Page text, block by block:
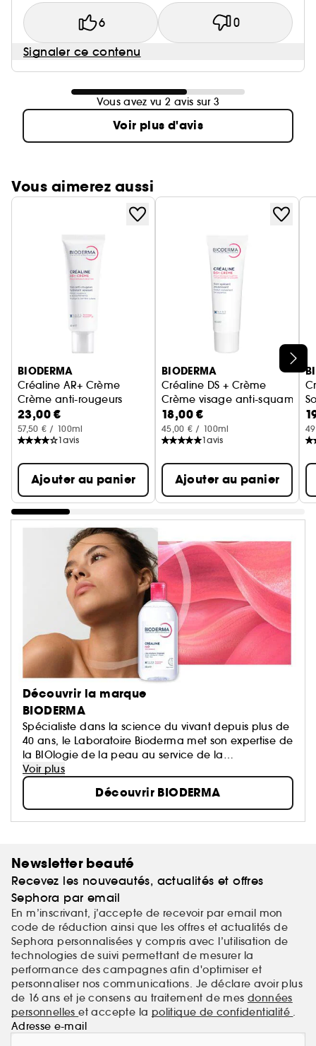
6 0
Signaler ce contenu
Vous avez vu 2 avis sur 3
Voir plus d'avis
Vous aimerez aussi
Ignorer le carrousel produits
BIODERMA
Créaline AR+ Crème
Crème anti-rougeurs
23,00 €
57,50 € / 100ml
1avis
Ajouter au panier
BIODERMA
Créaline DS + Crème
Crème visage anti-squame
18,00 €
45,00 € / 100ml
1avis
Ajouter au panier
Découvrir la marque
BIODERMA
Spécialiste dans la science du vivant depuis plus de
40 ans, le Laboratoire Bioderma met son expertise de
la BIOlogie de la peau au service de la
DERMatologie, afin de vous proposer des produits
qui prennent soin de tous les types de peaux, et à
Voir plus
Découvrir BIODERMA
Newsletter beauté
Recevez les nouveautés, actualités et offres
Sephora par email
En m’inscrivant, j’accepte de recevoir par email mon
code de réduction ainsi que les offres et actualités de
Sephora personnalisées y compris avec l’utilisation de
technologies de suivi permettant de mesurer la
performance des campagnes afin d'optimiser et
personnaliser nos communications. Je déclare avoir plus
de 16 ans et je consens au traitement de mes données
personnelleset accepte la politique de confidentialité .
Adresse e-mail